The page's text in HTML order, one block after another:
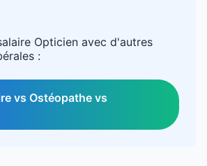
Opticien avec d'autres
:
vs Ostéopathe vs